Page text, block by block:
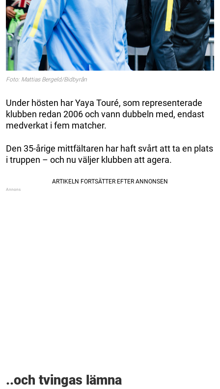
Foto: Mattias Bergeld/Bidbyrån
Under hösten har Yaya Touré, som representerade
klubben redan 2006 och vann dubbeln med, endast
medverkat i fem matcher.
Den 35-årige mittfältaren har haft svårt att ta en plats
i truppen – och nu väljer klubben att agera.
..och tvingas lämna